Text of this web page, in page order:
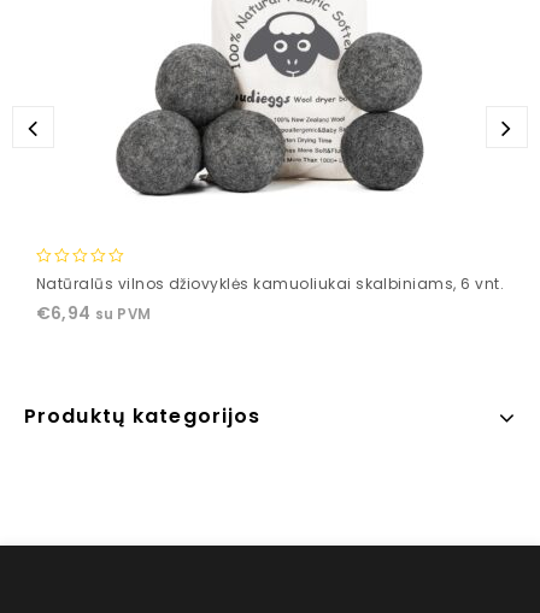
0
of
Natūralūs vilnos džiovyklės kamuoliukai skalbiniams, 6 vnt.
€6,94 su PVM
Produktų kategorijos